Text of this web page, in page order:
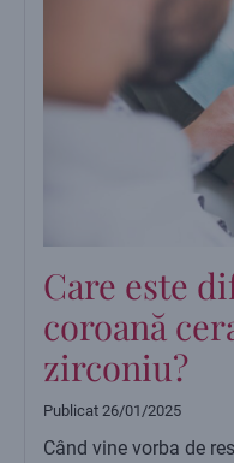
Care este
coroană
zirconiu?
Publicat 26/01/2025
Când vine vorba de